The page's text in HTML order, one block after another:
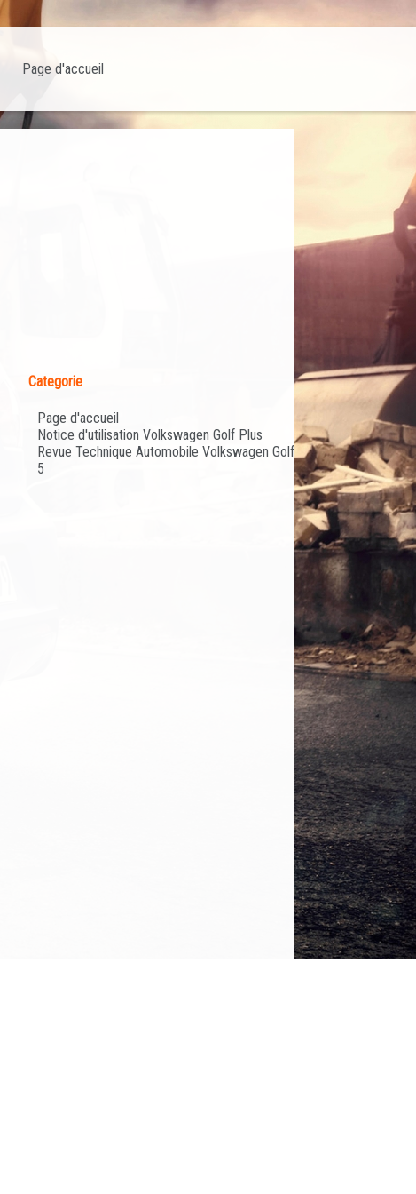
Page d'accueil
Categorie
Page d'accueil
Notice d'utilisation Volkswagen Golf Plus
Revue Technique Automobile Volkswagen Golf
5